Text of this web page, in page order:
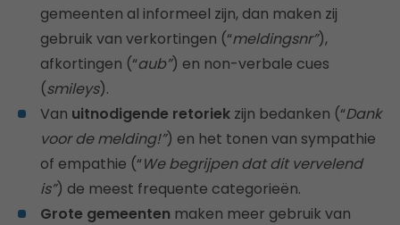
gemeenten al informeel zijn, dan maken zij
gebruik van verkortingen (“meldingsnr”),
afkortingen (“aub”) en non-verbale cues
(smileys).
Van uitnodigende retoriek zijn bedanken (“Dank
voor de melding!”) en het tonen van sympathie
of empathie (“We begrijpen dat dit vervelend
is”) de meest frequente categorieën.
Grote gemeenten maken meer gebruik van